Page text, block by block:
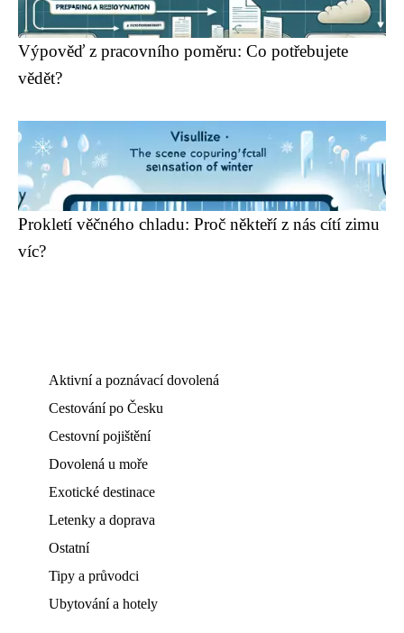
Výpověď z pracovního poměru: Co potřebujete
vědět?
Prokletí věčného chladu: Proč někteří z nás cítí zimu
víc?
Aktivní a poznávací dovolená
Cestování po Česku
Cestovní pojištění
Dovolená u moře
Exotické destinace
Letenky a doprava
Ostatní
Tipy a průvodci
Ubytování a hotely